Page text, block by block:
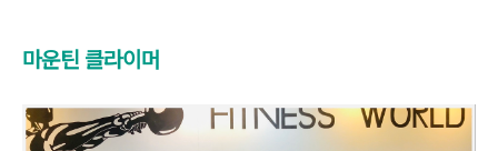
마운틴 클라이머